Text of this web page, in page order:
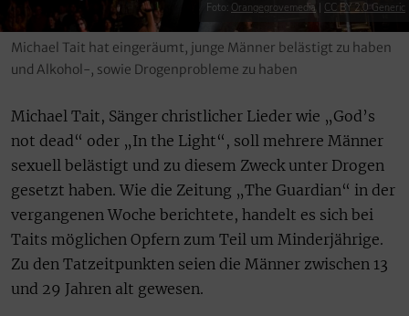
Foto: Orangegrovemedia CC BY 2.0 Generic
Michael Tait hat eingeräumt, junge Männer belästigt zu haben
und Alkohol-, sowie Drogenprobleme zu haben
Michael Tait, Sänger christlicher Lieder wie „God’s
not dead“ oder „In the Light“, soll mehrere Männer
sexuell belästigt und zu diesem Zweck unter Drogen
gesetzt haben. Wie die Zeitung „The Guardian“ in der
vergangenen Woche berichtete, handelt es sich bei
Taits möglichen Opfern zum Teil um Minderjährige.
Zu den Tatzeitpunkten seien die Männer zwischen 13
und 29 Jahren alt gewesen.